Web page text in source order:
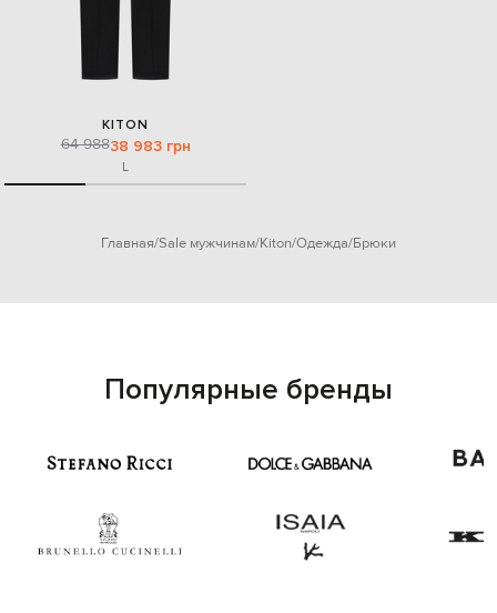
KITON
64 98838 983 грн
L
Главная Sale мужчинам Kiton Одежда Брюки
Популярные бренды